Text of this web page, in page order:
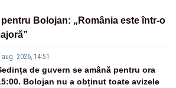
Bolojan: „România este într-o
aug. 2026, 14:51
de guvern se amână pentru ora
Bolojan nu a obținut toate avizele